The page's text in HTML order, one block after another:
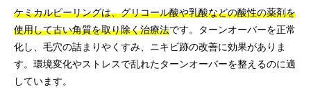
ケミカルピーリングは、グリコール酸や乳酸などの酸性の薬剤を
使用して古い角質を取り除く治療法です。ターンオーバーを正常
化し、毛穴の詰まりやくすみ、ニキビ跡の改善に効果がありま
す。環境変化やストレスで乱れたターンオーバーを整えるのに適
しています。